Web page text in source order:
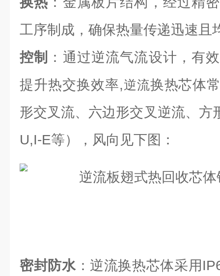
工序制成，确保热量传递迅速且
控制
：通过逆流气流设计，有
提升热交换效率,逆流换热芯体
形交叉流、六边形交叉逆流、方
U,I-E等），风向见下图：
密封防水：逆流换热芯体采用